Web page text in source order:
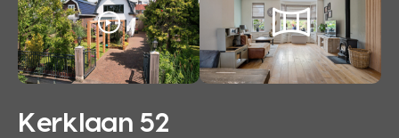
Kerklaan 52